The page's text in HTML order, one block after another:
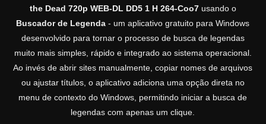
the Dead 720p WEB-DL DD5 1 H 264-Coo7usando o
Buscador de Legenda - um aplicativo gratuito para Windows
desenvolvido para tornar o processo de busca de legendas
muito mais simples, rápido e integrado ao sistema operacional.
Ao invés de abrir sites manualmente, copiar nomes de arquivos
ou ajustar títulos, o aplicativo adiciona uma opção direta no
menu de contexto do Windows, permitindo iniciar a busca de
legendas com apenas um clique.